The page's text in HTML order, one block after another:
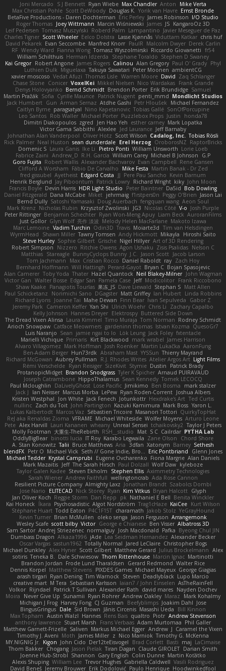
Joni Mercado S J Bennett Ryan Wiebe Max Chandler Anton
Mike Verta
Max Christian Pohle Scott DeWoody Douglas K. Yorik van Havre Ernst Bronde
BetaFive Productions - Daren Dochterman Eric Perley James Robinson I/O Studio
Roger Thomas Joey Wittmann Marcin Wiśniewski James JS KangaroOz 3D
Leif Pedersen Tomasz Muszyński Roberd Palm Lampantino Javier Meseguer de Paz
Charles Tigner Scott Wheeler Eelco Dolstra Lasse Kjønnås Viduttam Katkar chris huf
David Pekarek Evan Seccombe Manfred Knorr PaulR Malcolm Dwyer Derek Carlin
RF Wendy Ward Fianna Wong Tomasz Wyszolmirski Riccardo Giovanetti fr54
William Schilthuis Herman Idzerda Stephane Toraldo Stephen D Swaney
Kai Gregor Robert Angone James Rogers Calinou Alan Gregory Paul O' Grady Phyl
Luthien Dulk Miguelaxa Takuya Sawatari Peter Moonen ambientCG
xavier moscoso Vedat Afuzi Thomas Lisle Warren Moore David Zaq Schlanger
Chase Stone Conicer VoxelKei Mikkel Nielsen Nico Wardakas Frank Grande
Denys Holovyanko Bernd Schmidt Brendon Porter Erik Brundidge Samuel
Martin Pražák Sofia Cyrille Maurice Patrick Nugent penti_mmd Mondlicht Studios
Jack Humbert Gun Arman Sernaz Atdhe Gashi Petr Hloušek
Michael Fernandez
Caitlyn Byrne paragsatyal Nino Kapetanovic Tobias Gallé SonOfPorcupine
Leo Santos Rob Waller Michael Porter Puzzlebox Props Justin
honda78
Dimitri Diakopoulos zgred Jen Hao Yeh esther carney Mark Lopatka
Victor Gama Sabbithi Alexlee Jed Laurance Jeff Barnaby
Johnathan Alan Vanderpool Oliver Hotz Scott Wilson Cadalog, Inc. Tobias Rösli
Rick Palmer Neal Huston sean dunderdale Erel Herzog OroborosNZ RaptorBricks
Domenic S Laura Ganis Ike Li Pietro Ponti William Unsworth Lorie Loeb
Fabrice Zaini Andrew_D R.H. García William Carey Michael B Johnson
G.P
Goro Fujita Robert Wallis Alexander Bachvarov Evan Campbell Rene Gansen
Clifford A Worsham Fábio De Carvalho Mike Festa Martin Banak - Dr Zed
fred gissubel Ayetheist Edgard Costa JJ Pere Pau Sancho Kevin Barnum
Henrik Berglund Jay Piboontum Patrick Lowry Richard Wright kiky John Moon
Francis Boyle Devin Harris HDR Light Studio Peter Baintner Da5id Bob Dowling
Daniel Fitzgerald Dana McCabe Miket jehrmaig f1rstpers0n Peggy O'Brien Jason Lai
Bernd Dully Satoshi Yamasaki Doug Auerbach fengquan wang Aeon Soul
Mark Krenz Nicholas Rubin Krzysztof Zwolinski JG3 Nicolas Côté V-o Josh Purple
Peter Rittinger Benjamin Schechter Ryan Won-Meng Apuy Liam Beck AuroranFilms
Just Gollor Glyn Wolf 亮作 淡波 Melody Helen MacFarlane Makoto Izawa
Marc Lemoine Vadim Turchin Odin3D Travis Moiarte3d Tim van Helsdingen
WyrmHead
Shawn Miller Tawny Tomsen Andy Hickmott Mikayla
Hiroshi Saito
Steve Hurley Sophie Gilbert Grische Nigel Hillyer Art of 3D Rendering
Robert Simpson
Nizzero Ritchie Owens Agon Ushaku Zisis Psalidas Nelson C
Matthias Stareagle BunnyCyclops Bunny J.C. Jason Scott Jacob Larson
Tom Jachmann
Max Cristian Rocco Daniel Raboldt ray Zach Hoy
Bernhard Hoffmann Will Hattingh Perard-Gayot Bryan C Bojan Spasojevic
Alan Camerer Toby Yoda Thater Hazel Quantock Neil Blakey-Milner John Wagman
Victor Gan Walter Bosse Edgar San Pamela Case Jeff Modicolitor Frank Riccobono
Shaw Kaake Panagiotis Tourlas 果冻_JS Dave Liewald Stephan S Matt Allen
Paul Schicketanz
Norimichi Sano DGagster Matt Griffey Ian Hubert Linda Robbins
Richard Lyons Joanne Tai Mahe Dewan Finn Bear Ivan Sepulveda
Gabor Z
Jeremy Park
Cameron Keffer Yan Shi Ulrich Woehr Chris Li
Zachary Capalbo
Kelly Johnson Hannes Dreyer Elektrospy Buttered Side Down
The Dread Vixen Alinsa Laura Kimmel Timo Muraja Tom Norman Rodney Schmidt
Arioch Snowpaw Catface Meowmers gardeninn thomas Istvan Kozma QuesoGr7
Luis Naranjo Sean jamie ngai to lo Lök Leung Jack Foley fxtentacle
Marielli Vichique Primaris Kirt Blackwood mark wrabel James Harrison
Alvaro Villagomez Mark Hoffman Josh Roenker Martin Lukačka AaronFung
Ben-Adam Berger Hun73rdk Abraham Mast YYSSun Thierry Mayrand
Richard McGowan Aubrey Pullman R.J. Rhodes Writes Atelier Argos Art Light Films
Rémi Verschelde Ryan Reisiger SizeKivit Stymie Dustin
Patrick Brady
ProtanopicMidget Brandon Snodgrass Tyler K Spicher Arnaud PUIRAVAUD
Joseph Catrambone HippoThalamus Sean Kennedy Tomek LECOCQ
Paul Mcloughlin
DaLivelyGhost Lose Pacific Jimikimo Ben Bosma
mark stalzer
Jack J
Ian Neisser Marcus Morba LePew Ryan Roden-Corrent Joshua Albers
Kristen Westphal
Jon White Jack Fenech Jotunkottr Hexdrake's Art Ted Curtis
nullinc Zach du Toit John Partington Kazuki Kamimura Mark Boss Yaron L.
Lukas Kalbertodt Marcos Vaz Sébastien Tricoire Masanori Tottori QuirkyTopHat
ReJ aka Renaldas Zioma VFRAME Michael Whiteside Wolfer Moyens Arturo Leone
Pete Alex Harvill Lauri Kananen wheany Unreal Sensei tchaikovsky2 Taylor J Peters
Molly Footman 大重生-TheRebirth RSH__studio Mat S C Cailrdar PYTHA Lab
OddlyBigBear binotti lucia IT Roy Karabo Legwaila Zane Olson
Chord Shore
A. Stan Konowitz Talii Bruce Matthews Aria 3dfan Xatonym Barney Sethesh
blendFX Petr O Michael Vick Seth // Gone Indie, Bro... Eric Pontbriand
Glenn Jones
Michael Tedder Krystal Camprubi Eugene Ovcharenko Fiona Margrie Alan Daniels
Mark Mazaitis Jeff The Sarah Hirsch Paul Dolzall Wolf Daw kyleboze
Taylor Galen Kadee Steven Ekholm Stephen Ellis Aximmetry Technologies
Sarah Wiener Andrew Faithfull wellingtoncrab Ada Rose Cannon
Resilient Picture Company Almighty Laxz Jonathan Brandt Szabolcs Dombi
Jose Nario
ELITECAD Nick Storey Ryan Kim Vitkus Bryan Halcott Glyph
Jan Oliver Koch Reggie Storm Dan Repp pk Nathaniel E Bell Benita Winckler
Kai Honeck Íkara Psychosadistic Algot Nordström Trag1cHaze KaiCee Kurt Wilson
Stéphane Huart Todd Eaton P4C1F15T charamath Jakob Stolz YeGrayHound
Kevin Turner Brian McMullen oleko senga Jason Ferguson Arrangemonk
Wesley Scafe scott bilby Victor George e Chianese Ben Visser Albatross 3D
Sam Sartor Andrej Striezenec normalguy Josh Macdonald Pafka Byeong Chul JIN
Dumbass Dragon Alkaza1996 jAde Lea Seidman Hernandez Alexander Becker
Oscar Vargas sastun1962 Totally Normal Jared LeClaire Christopher Bogs
Michael Dunkley Alex Hyner Scott Gilbert Matthew Gerard Julius Brockelmann Alex
sotiris Teneka B. Dale Schwiesow Thom Rittenhouse Marcin Ignac Martinotti
Brandon Jordan Frode Lund Tharaldsen Gerard Redmond Walter Rice
Dennis Korpel Matthew Stevens PIXDES Games Michael Mayeux George Giagias
arash tirgari Ryan Dening Tim Warnock Steven Deadlyblack Lupo Marcio
creative mart M Tera Sebastian Karlsson Iaian7 / John Einselen AsTheRainFell
Volkor Rijndael Patrick T Sullivan Alexander Rath david mares Nayden Dochev
Moira
Never Give Up Sunamii Ryan Rohrer Andrew Oakley Maraz
Mark Kohalmy
Michigan J Frog Harvey Fong CJ Guzman Beefyblimps Joakim Dahl Jose
BingusGringus Dale Sid Brown Jānis Circenis Masashi Ueda
Bill Kinnon
Max Topham Austin Walzl Hannes Rens Bais qualtro Piotr Andrew Stevenson
anthony lawrence Stuart Marsh Frans Verbaas Adam Murtomaa Phil Galler
Matthew Garnett-Frizelle Saliven Markus Michael Egger Andrew J Caramel the Vixen
Timothy J. Aveni Moth James Miller z Nico Marniok Timothy G. McKenna
MY.NIGNIG Jr. Kigon John Cido Der12teEisvogel Brad Corlett Basti maj LaCimaise
Thom Bakker Chogang Jason Pielak Tiran Dagan Claude GIROLET Darian Smith
Joenne Hub-Strobl Shannon Gary English Colin Dunne Martin Koťátko
Alexis Shuping William Lee Trevor Hughes Gabriella Caldwell Vasili Rodriguez
David Beneš Jeremy Brouwer Erik Dodolović Paulo Henrique Hoodwinkedfool